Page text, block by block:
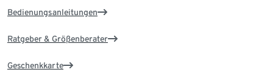
Bedienungsanleitungen
Ratgeber & Größenberater
Geschenkkarte